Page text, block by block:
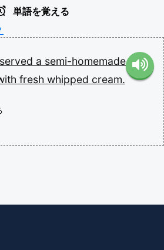
単語を覚える
served a semi-homemade
fresh whipped cream.